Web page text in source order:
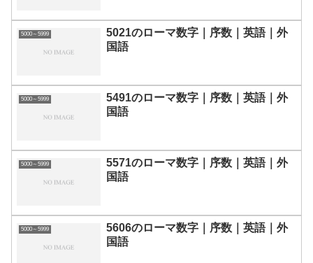
5000～5999
5021のローマ数字｜序数｜英語｜外
国語
5000～5999
5491のローマ数字｜序数｜英語｜外
国語
5000～5999
5571のローマ数字｜序数｜英語｜外
国語
5000～5999
5606のローマ数字｜序数｜英語｜外
国語